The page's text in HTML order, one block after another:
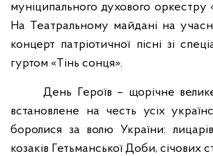
муніципального духового оркестру
На Театральному майдані на
концерт патріотичної пісні зі
гуртом «Тінь сонця».
День Героїв – щорічне
встановлене на честь усіх
боролися за волю України: лицарів
козаків Гетьманської Доби, січових